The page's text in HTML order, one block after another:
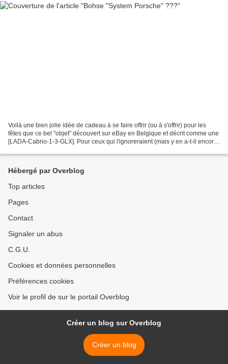
Voilà une bien jolie idée de cadeau à se faire offrir (ou à s'offrir) pour les
fêtes que ce bel "objet" découvert sur eBay en Belgique et décrit comme une
[LADA-Cabrio-1-3-GLX]. Pour ceux qui l'ignoreraient (mais y en a-t-il encore
Hébergé par Overblog
Top articles
Pages
Contact
Signaler un abus
C.G.U.
Cookies et données personnelles
Préférences cookies
Voir le profil de sur le portail Overblog
Créer un blog sur Overblog
Créer un blog